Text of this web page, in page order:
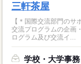
三軒茶屋
【＊国際交流部門の
交流プログラムの企画
ログラム及び交流イ...
学校・大学事